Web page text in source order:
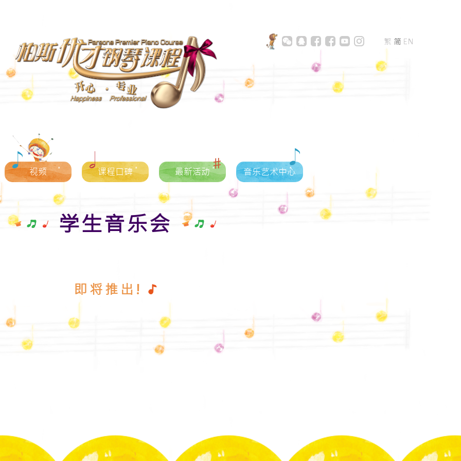
视频 课程口碑 最新活动 音乐艺术中心
繁 简 EN
学生音乐会
即将推出!